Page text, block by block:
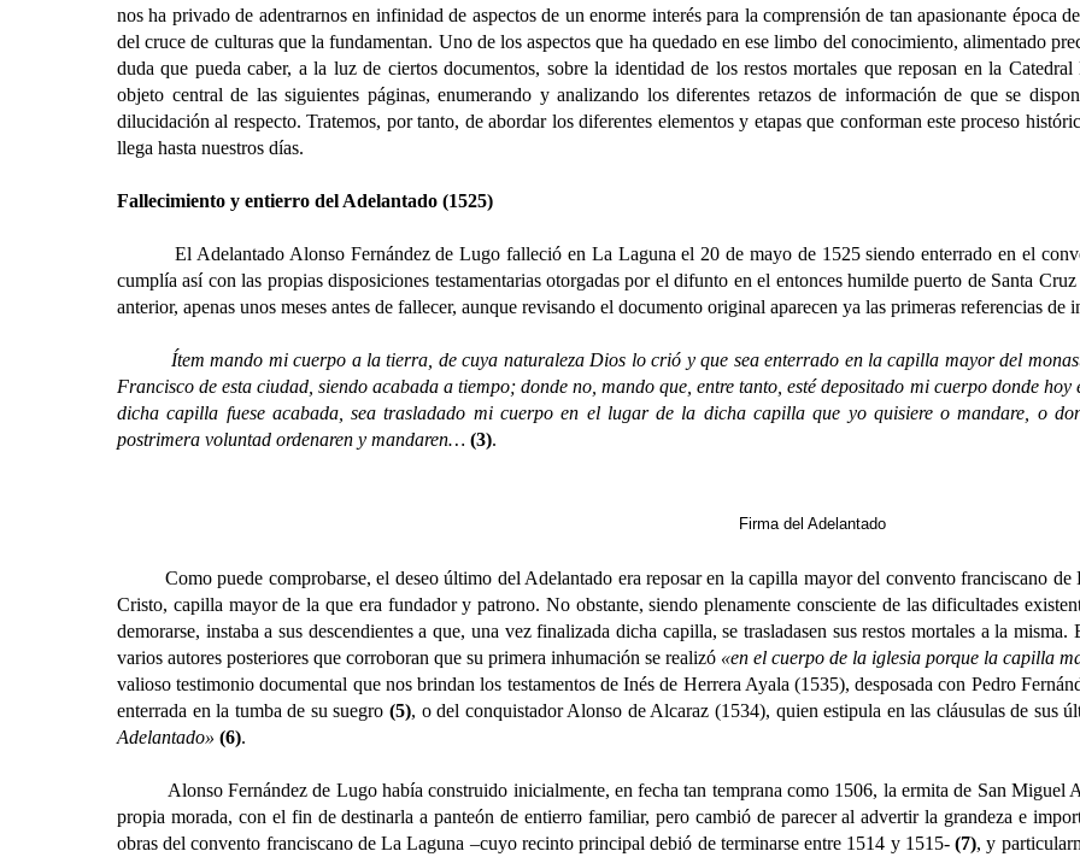
nos ha privado de adentrarnos en infinidad de aspectos de un enorme interés para la comprensión de tan apasionante época
del cruce de culturas que la fundamentan. Uno de los aspectos que ha quedado en ese limbo del conocimiento, alimentado
duda que pueda caber, a la luz de ciertos documentos, sobre la identidad de los restos mortales que reposan en la
objeto central de las siguientes páginas, enumerando y analizando los diferentes retazos de información de que se
dilucidación al respecto. Tratemos, por tanto, de abordar los diferentes elementos y etapas que conforman este proceso
llega hasta nuestros días.
Fallecimiento y entierro del Adelantado (1525)
El Adelantado Alonso Fernández de Lugo falleció en La Laguna el 20 de mayo de 1525 siendo enterrado en el
cumplía así con las propias disposiciones testamentarias otorgadas por el difunto en el entonces humilde puerto de Santa
anterior, apenas unos meses antes de fallecer, aunque revisando el documento original aparecen ya las primeras referencias
Ítem mando mi cuerpo a la tierra, de cuya naturaleza Dios lo crió y que sea enterrado en la capilla mayor del
Francisco de esta ciudad, siendo acabada a tiempo; donde no, mando que, entre tanto, esté depositado mi cuerpo donde
dicha capilla fuese acabada, sea trasladado mi cuerpo en el lugar de la dicha capilla que yo quisiere o mandare, o
postrimera voluntad ordenaren y mandaren… (3).
Firma del Adelantado
Como puede comprobarse, el deseo último del Adelantado era reposar en la capilla mayor del convento franciscano
Cristo, capilla mayor de la que era fundador y patrono. No obstante, siendo plenamente consciente de las dificultades
demorarse, instaba a sus descendientes a que, una vez finalizada dicha capilla, se trasladasen sus restos mortales a la
varios autores posteriores que corroboran que su primera inhumación se realizó «en el cuerpo de la iglesia porque la capilla
valioso testimonio documental que nos brindan los testamentos de Inés de Herrera Ayala (1535), desposada con Pedro
enterrada en la tumba de su suegro (5), o del conquistador Alonso de Alcaraz (1534), quien estipula en las cláusulas de sus
Adelantado» (6).
Alonso Fernández de Lugo había construido inicialmente, en fecha tan temprana como 1506, la ermita de San Miguel
propia morada, con el fin de destinarla a panteón de entierro familiar, pero cambió de parecer al advertir la grandeza e
obras del convento franciscano de La Laguna –cuyo recinto principal debió de terminarse entre 1514 y 1515-(7), y